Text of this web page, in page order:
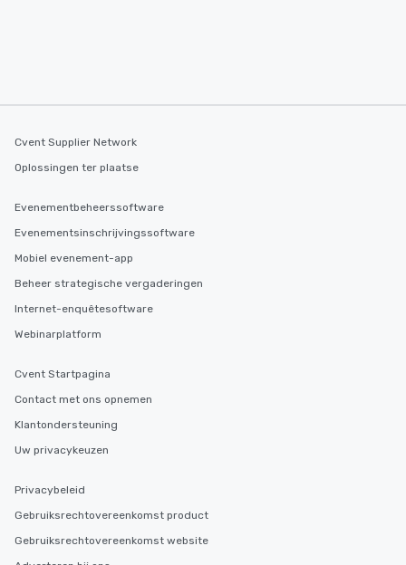
Cvent Supplier Network
Oplossingen ter plaatse
Evenementbeheerssoftware
Evenementsinschrijvingssoftware
Mobiel evenement-app
Beheer strategische vergaderingen
Internet-enquêtesoftware
Webinarplatform
Cvent Startpagina
Contact met ons opnemen
Klantondersteuning
Uw privacykeuzen
Privacybeleid
Gebruiksrechtovereenkomst product
Gebruiksrechtovereenkomst website